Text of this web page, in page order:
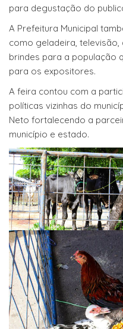
para degustação do
A Prefeitura Municipal
como geladeira,
brindes para a população
para os expositores.
A feira contou com a
políticas vizinhas do
Neto fortalecendo a
município e estado.